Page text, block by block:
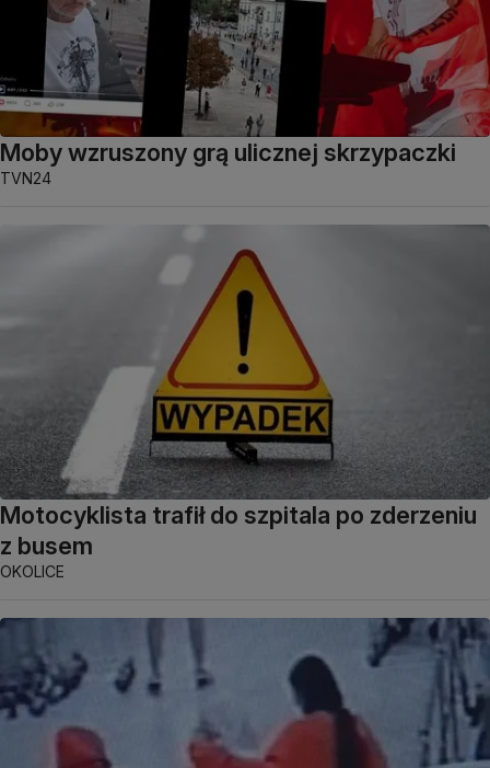
Moby wzruszony grą ulicznej skrzypaczki
TVN24
Motocyklista trafił do szpitala po zderzeniu
z busem
OKOLICE